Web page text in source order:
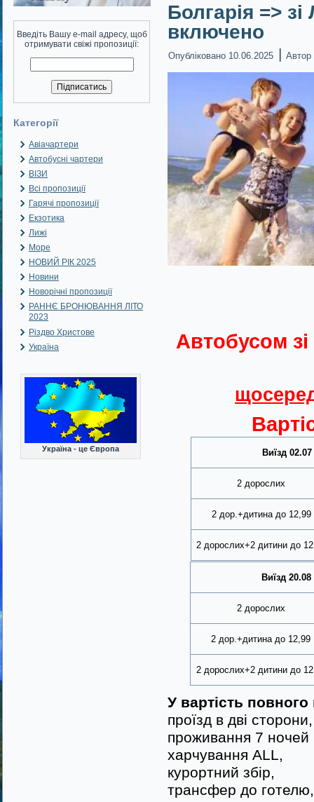
Введіть Вашу e-mail адресу, щоб
отримувати свіжі пропозиції:
Категорії
Авіачартери
Автобусні чартери
ВІЗИ
Всі пропозиції
Гарячі пропозиції
Екзотика
Лижі
Море
НОВИЙ РІК 2025
Новини
Новорічні пропозиції
РАННЄ БРОНЮВАННЯ ЛІТО
2023
Різдво Христове
Україна
Україна - це Європа
Болгарія =>
включено
Опубліковано 10.06.2025 | Автор
Автобусом
Виїзд 02.07
2 дорослих
2 дор.+дитина до 12,99
2 дорослих+2 дитини до
Виїзд 20.08
2 дорослих
2 дор.+дитина до 12,99
2 дорослих+2 дитини до
У вартість
проїзд в дві сторони,
проживання 7 ночей
харчування ALL,
курортний збір,
трансфер до